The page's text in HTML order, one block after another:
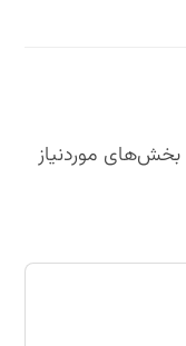
بخش‌های موردنیاز